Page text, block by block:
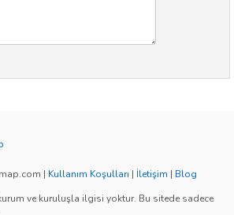
| Kullanım Koşulları | İletişim | Blog
ve kuruluşla ilgisi yoktur. Bu sitede sadece